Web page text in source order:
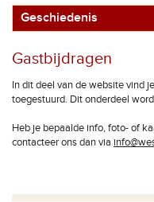
Geschiedenis
Gastbijdragen
In dit deel van de website vind
toegestuurd. Dit onderdeel
Heb je bepaalde info, foto- of
contacteer ons dan via